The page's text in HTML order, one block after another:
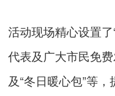
活动现场精心设置
代表及广大市民免
及“冬日暖心包”等，